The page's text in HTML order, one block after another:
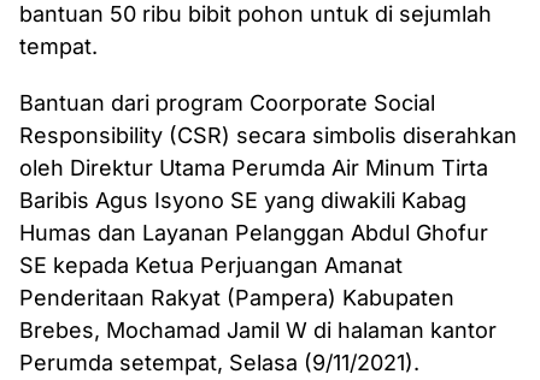
bantuan 50 ribu bibit pohon untuk di sejumlah
tempat.
Bantuan dari program Coorporate Social
Responsibility (CSR) secara simbolis diserahkan
oleh Direktur Utama Perumda Air Minum Tirta
Baribis Agus Isyono SE yang diwakili Kabag
Humas dan Layanan Pelanggan Abdul Ghofur
SE kepada Ketua Perjuangan Amanat
Penderitaan Rakyat (Pampera) Kabupaten
Brebes, Mochamad Jamil W di halaman kantor
Perumda setempat, Selasa (9/11/2021).